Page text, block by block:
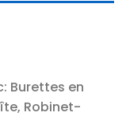
Burettes en
Robinet-